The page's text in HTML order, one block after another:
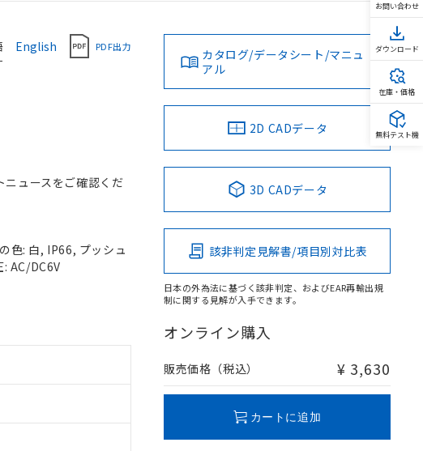
English PDF出力
ニュースをご確認くだ
色: 白, IP66, プッシュ
AC/DC6V
カタログ/データシート/マニュ
アル
2D CADデータ
3D CADデータ
該非判定見解書/項目別対比表
日本の外為法に基づく該非判定、およびEAR再輸出規
制に関する見解が入手できます。
オンライン購入
販売価格（税込） ¥ 3,630
カートに追加
お問い合わせ
ダウンロード
在庫・価格
無料テスト機